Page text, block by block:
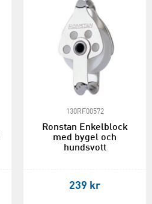
130RF00572
Ronstan Enkelblock
med bygel och
hundsvott
239 kr